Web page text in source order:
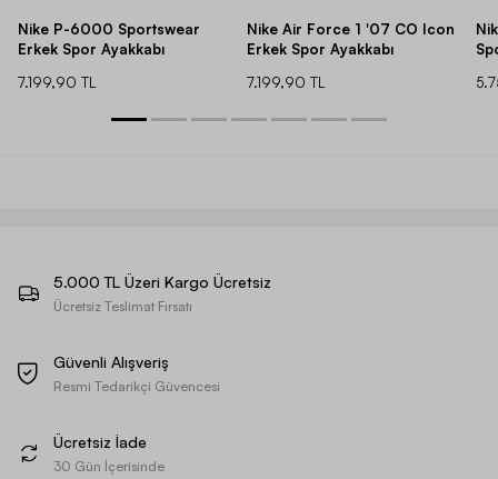
Nike P-6000 Sportswear
Erkek Spor Ayakkabı
7.199,90 TL
Nike Air Force 1 '07 CO Icon
Erkek Spor Ayakkabı
7.199,90 TL
5.000 TL Üzeri Kargo Ücretsiz
Ücretsiz Teslimat Fırsatı
Güvenli Alışveriş
Resmi Tedarikçi Güvencesi
Ücretsiz İade
30 Gün İçerisinde